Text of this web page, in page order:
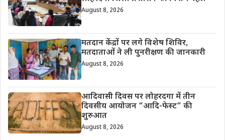
August 8, 2026
मतदान केंद्रों पर लगे विशेष शिविर,
मतदाताओं ने ली पुनरीक्षण की जानकारी
August 8, 2026
आदिवासी दिवस पर लोहरदगा में तीन
दिवसीय आयोजन “आदि-फेस्ट” की
शुरुआत
August 8, 2026